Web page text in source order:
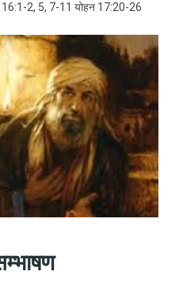
16:1-2, 5, 7-11 योहन 17:20-26